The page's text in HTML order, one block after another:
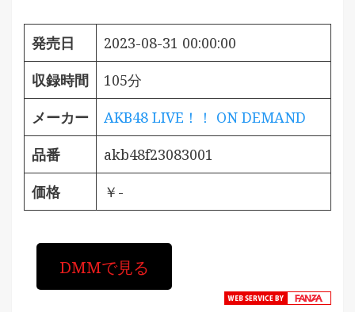
発売日
2023-08-31 00:00:00
収録時間
105分
メーカー
AKB48 LIVE！！ ON DEMAND
品番
akb48f23083001
価格
￥-
DMMで見る